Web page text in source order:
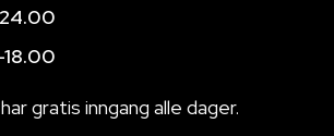
gratis inngang alle dager.